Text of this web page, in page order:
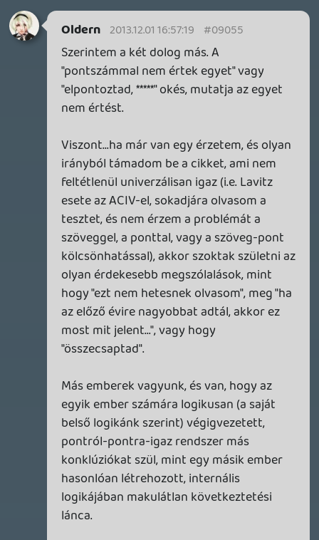
Nem tudom, hogy az Xbox One címekből
megmaradna-e így bármelyik is, szerintem
nem valószínű, de hogy őszinte legyek,
hiába ekézi mindenki konszenzusban,
nekem a Ryse tetszik a legjobban
(szigorúan passzív szemlélőként). Mert
újdonság. Új téma, kevéssé elcsépelt stílus
erős látványban.
A nyitócímek hatását végül majd csak
évek múlva tudjuk megítélni. Az a
legnagyobb dícséret egy játéknak, ha még
évekkel később is pozitív emlékként
emlegetjük.
lacapaca 2013.12.01 12:33:57 #0904u
Érdekes hogy anno 360-nál a Kameo-t
tartották az egyik leggyengébb
nyitójátéknak. Ez az a játék, ami nálam a
legjobban kiállta az idők próbáját, még
mind a mai napig teljesen vállalható, jó
eljárt az idő. A mostani nyitókínálatból
meg bőven kitűnne. Helyette van sík buta
Ryse, meg Knack...
nasty 2013.12.01 12:25:55 #0904t
Te komolyan nem veszed észre magad.
Lavitz 2013.12.01 11:53:28